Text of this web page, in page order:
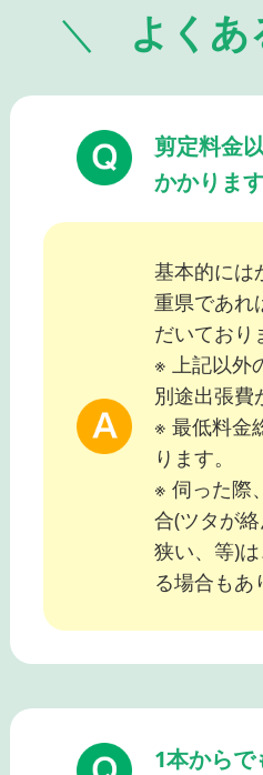
よくあ
剪定料金
かかりま
基本的には
重県であれ
だいており
※ 上記以外
別途出張費
※ 最低料金
ります。
※ 伺った際
合(ツタが
狭い、等)
る場合もあ
1本から